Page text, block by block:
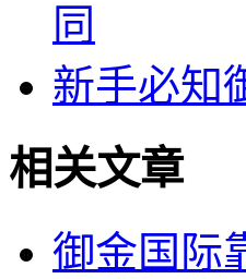
同
新手必知
相关文章
御金国际